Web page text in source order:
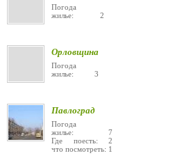
Погода
жилье: 2
Орловщина
Погода
жилье: 3
Павлоград
Погода
жилье: 7
Где поесть: 2
что посмотреть: 1